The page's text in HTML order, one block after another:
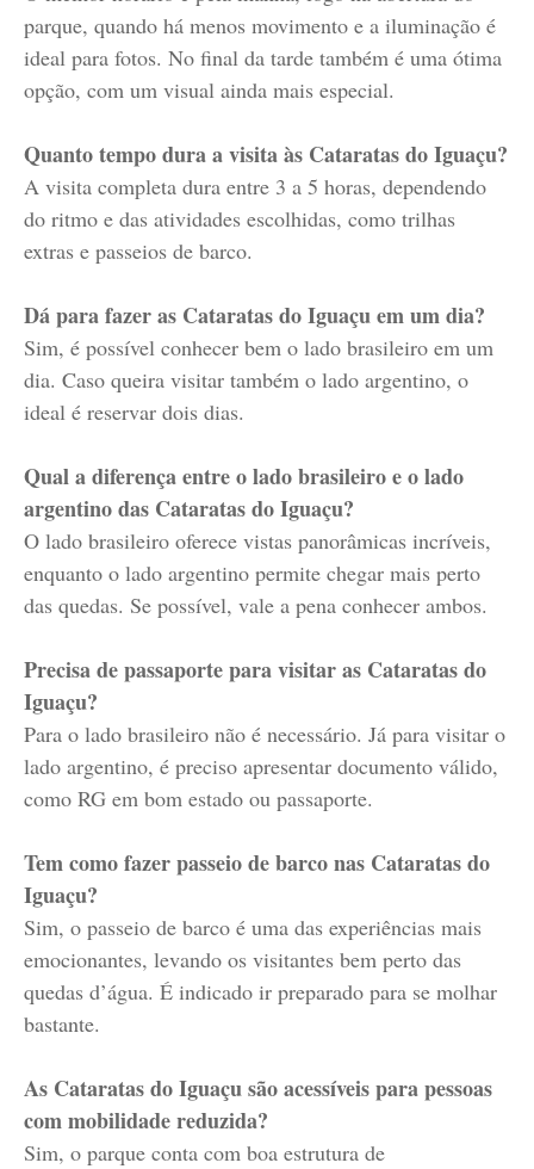
parque, quando há menos movimento e a iluminação é
ideal para fotos. No final da tarde também é uma ótima
opção, com um visual ainda mais especial.
Quanto tempo dura a visita às Cataratas do Iguaçu?
A visita completa dura entre 3 a 5 horas, dependendo
do ritmo e das atividades escolhidas, como trilhas
extras e passeios de barco.
Dá para fazer as Cataratas do Iguaçu em um dia?
Sim, é possível conhecer bem o lado brasileiro em um
dia. Caso queira visitar também o lado argentino, o
ideal é reservar dois dias.
Qual a diferença entre o lado brasileiro e o lado
argentino das Cataratas do Iguaçu?
O lado brasileiro oferece vistas panorâmicas incríveis,
enquanto o lado argentino permite chegar mais perto
das quedas. Se possível, vale a pena conhecer ambos.
Precisa de passaporte para visitar as Cataratas do
Iguaçu?
Para o lado brasileiro não é necessário. Já para visitar o
lado argentino, é preciso apresentar documento válido,
como RG em bom estado ou passaporte.
Tem como fazer passeio de barco nas Cataratas do
Iguaçu?
Sim, o passeio de barco é uma das experiências mais
emocionantes, levando os visitantes bem perto das
quedas d’água. É indicado ir preparado para se molhar
bastante.
As Cataratas do Iguaçu são acessíveis para pessoas
com mobilidade reduzida?
Sim, o parque conta com boa estrutura de